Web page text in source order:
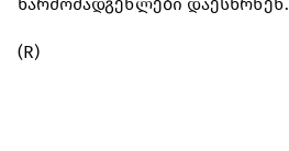
წარმომადგენლები დაესწრნენ.
(R)